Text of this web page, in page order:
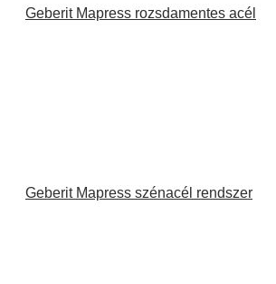
Geberit Mapress rozsdamentes acél
Geberit Mapress szénacél rendszer